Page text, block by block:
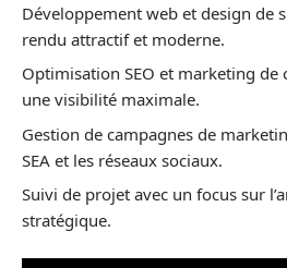
Développement web et design de
rendu attractif et moderne.
Optimisation SEO et marketing de
une visibilité maximale.
Gestion de campagnes de
SEA et les réseaux sociaux.
Suivi de projet avec un focus sur
stratégique.